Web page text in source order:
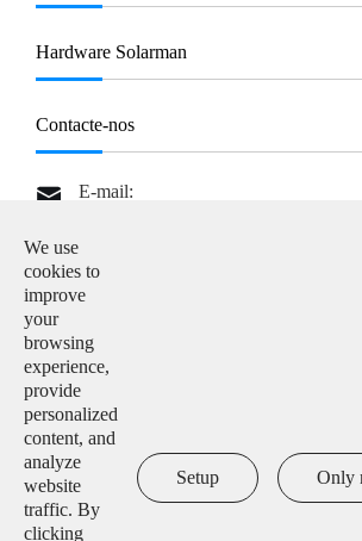
Hardware Solarman
Contacte-nos

E-mail:


Building H4, China IoT International
No. 6, Jingxian Road, Wuxi, Jiangsu,
We use
cookies to
improve
your
browsing
experience,
provide
personalized
content, and
analyze
website
traffic. By
clicking
Setup Only